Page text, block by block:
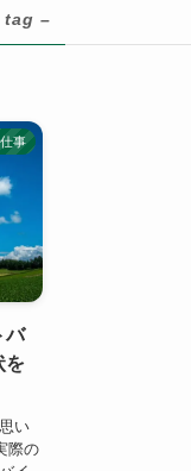
tag –
事
バ
を
い
際の